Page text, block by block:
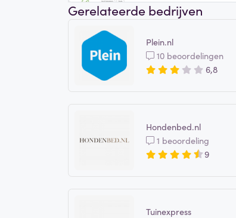
Gerelateerde bedrijven
Plein.nl
10 beoordelingen
6,8
Hondenbed.nl
1 beoordeling
9
Tuinexpress